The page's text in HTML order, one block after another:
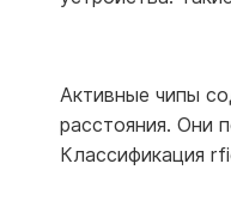
Активные чипы
расстояния. Они
Классификация